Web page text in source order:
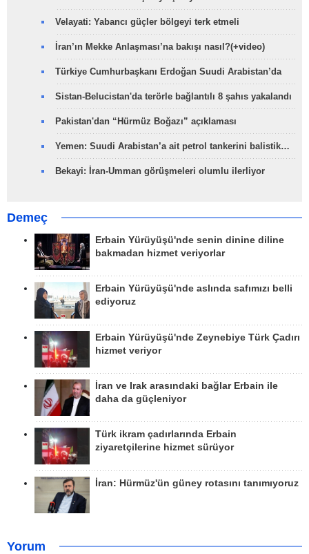
Velayati: Yabancı güçler bölgeyi terk etmeli
İran’ın Mekke Anlaşması’na bakışı nasıl?(+video)
Türkiye Cumhurbaşkanı Erdoğan Suudi Arabistan’da
Sistan-Belucistan'da terörle bağlantılı 8 şahıs yakalandı
Pakistan'dan “Hürmüz Boğazı” açıklaması
Yemen: Suudi Arabistan’a ait petrol tankerini balistik…
Bekayi: İran-Umman görüşmeleri olumlu ilerliyor
Demeç
Erbain Yürüyüşü'nde senin dinine diline
bakmadan hizmet veriyorlar
Erbain Yürüyüşü'nde aslında safımızı belli
ediyoruz
Erbain Yürüyüşü'nde Zeynebiye Türk Çadırı
hizmet veriyor
İran ve Irak arasındaki bağlar Erbain ile
daha da güçleniyor
Türk ikram çadırlarında Erbain
ziyaretçilerine hizmet sürüyor
İran: Hürmüz'ün güney rotasını tanımıyoruz
Yorum